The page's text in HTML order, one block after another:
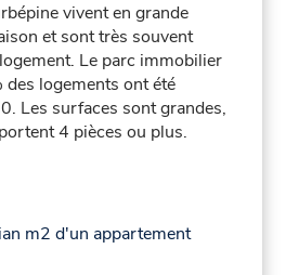
vivent en grande
et sont très souvent
Le parc immobilier
logements ont été
Les surfaces sont grandes,
4 pièces ou plus.
m2 d'un appartement